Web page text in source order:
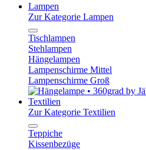
Lampen
Zur Kategorie Lampen
Tischlampen
Stehlampen
Hängelampen
Lampenschirme Mittel
Lampenschirme Groß
Textilien
Zur Kategorie Textilien
Teppiche
Kissenbezüge